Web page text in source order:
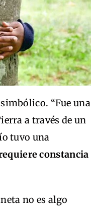
“Fue una
a través de un
tuvo una
constancia
no es algo